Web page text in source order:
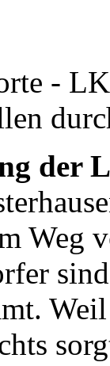
-
der
Weg